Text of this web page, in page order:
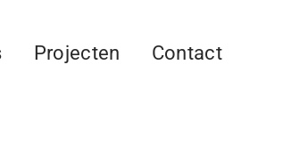
Projecten Contact